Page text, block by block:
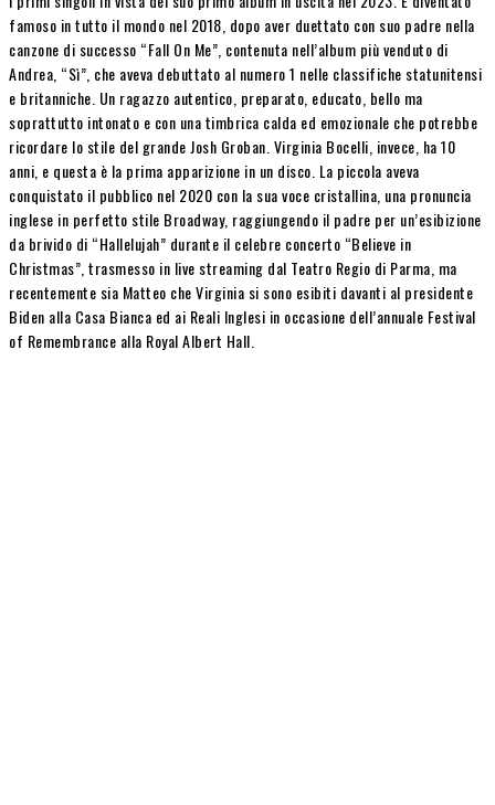
famoso in tutto il mondo nel 2018, dopo aver duettato con suo padre nella
canzone di successo “Fall On Me”, contenuta nell’album più venduto di
Andrea, “Sì”, che aveva debuttato al numero 1 nelle classifiche statunitensi
e britanniche. Un ragazzo autentico, preparato, educato, bello ma
soprattutto intonato e con una timbrica calda ed emozionale che potrebbe
ricordare lo stile del grande Josh Groban. Virginia Bocelli, invece, ha 10
anni, e questa è la prima apparizione in un disco. La piccola aveva
conquistato il pubblico nel 2020 con la sua voce cristallina, una pronuncia
inglese in perfetto stile Broadway, raggiungendo il padre per un’esibizione
da brivido di “Hallelujah” durante il celebre concerto “Believe in
Christmas”, trasmesso in live streaming dal Teatro Regio di Parma, ma
recentemente sia Matteo che Virginia si sono esibiti davanti al presidente
Biden alla Casa Bianca ed ai Reali Inglesi in occasione dell’annuale Festival
of Remembrance alla Royal Albert Hall.